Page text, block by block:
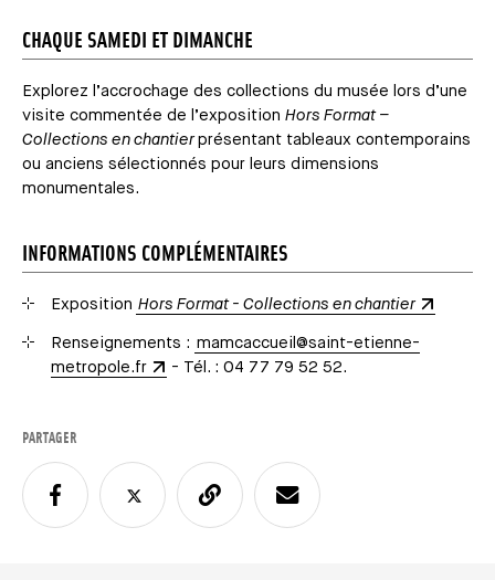
CHAQUE SAMEDI ET DIMANCHE
Explorez l’accrochage des collections du musée lors d’une
visite commentée de l’exposition Hors Format –
Collections en chantierprésentant tableaux contemporains
ou anciens sélectionnés pour leurs dimensions
monumentales.
INFORMATIONS COMPLÉMENTAIRES
Exposition Hors Format - Collections en chantier
Renseignements : mamcaccueil@saint-etienne-
metropole.fr
- Tél. : 04 77 79 52 52.
PARTAGER